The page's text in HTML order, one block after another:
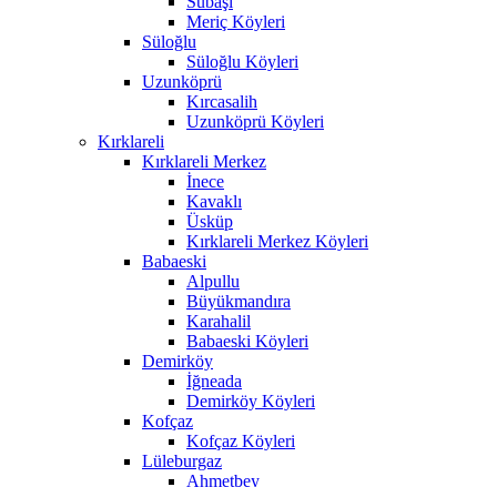
Meriç Köyleri
Süloğlu
Süloğlu Köyleri
Uzunköprü
Kırcasalih
Uzunköprü Köyleri
Kırklareli
Kırklareli Merkez
İnece
Kavaklı
Üsküp
Kırklareli Merkez Köyleri
Babaeski
Alpullu
Büyükmandıra
Karahalil
Babaeski Köyleri
Demirköy
İğneada
Demirköy Köyleri
Kofçaz
Kofçaz Köyleri
Lüleburgaz
Ahmetbey